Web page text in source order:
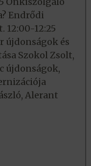
Endrődi
12:00-12:25
újdonságok és
Szokol Zsolt,
újdonságok,
Alerant